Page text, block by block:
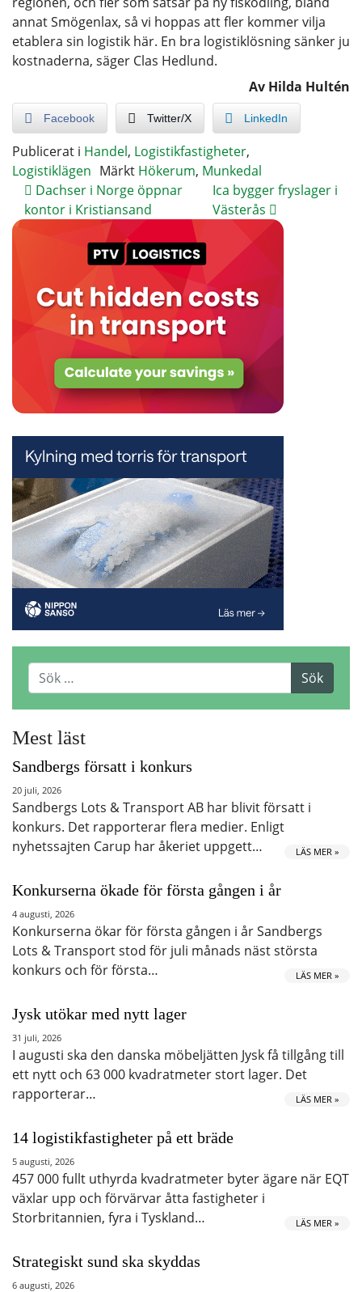
annat Smögenlax, så vi hoppas att fler kommer vilja
etablera sin logistik här. En bra logistiklösning sänker ju
kostnaderna, säger Clas Hedlund.
Av Hilda Hultén
Facebook Twitter/X LinkedIn
Publicerat i Handel, Logistikfastigheter,
Logistiklägen Märkt Hökerum, Munkedal
Dachser i Norge öppnar
kontor i Kristiansand
Ica bygger fryslager i
Västerås
Mest läst
Sandbergs försatt i konkurs
20 juli, 2026
Sandbergs Lots & Transport AB har blivit försatt i
konkurs. Det rapporterar flera medier. Enligt
nyhetssajten Carup har åkeriet uppgett…
LÄS MER »
Konkurserna ökade för första gången i år
4 augusti, 2026
Konkurserna ökar för första gången i år Sandbergs
Lots & Transport stod för juli månads näst största
konkurs och för första…
LÄS MER »
Jysk utökar med nytt lager
31 juli, 2026
I augusti ska den danska möbeljätten Jysk få tillgång till
ett nytt och 63 000 kvadratmeter stort lager. Det
rapporterar…
LÄS MER »
14 logistikfastigheter på ett bräde
5 augusti, 2026
457 000 fullt uthyrda kvadratmeter byter ägare när EQT
växlar upp och förvärvar åtta fastigheter i
Storbritannien, fyra i Tyskland…
LÄS MER »
Strategiskt sund ska skyddas
6 augusti, 2026